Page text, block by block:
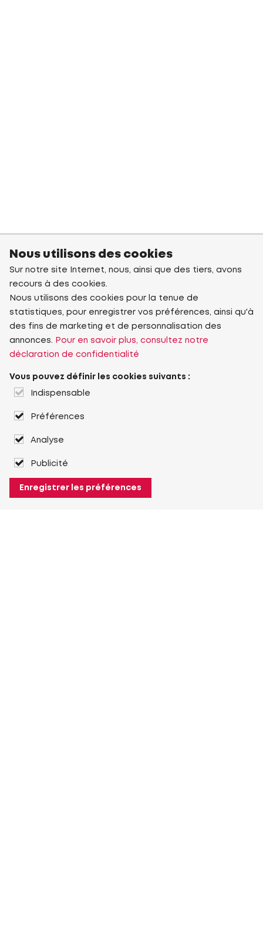
Nous utilisons des cookies
Sur notre site Internet, nous, ainsi que des tiers, avons
recours à des cookies.
Nous utilisons des cookies pour la tenue de
statistiques, pour enregistrer vos préférences, ainsi qu'à
des fins de marketing et de personnalisation des
annonces.
Pour en savoir plus, consultez notre
déclaration de confidentialité
Vous pouvez définir les cookies suivants :
Indispensable
Préférences
Analyse
Publicité
Enregistrer les préférences